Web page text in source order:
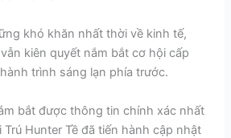
khó khăn nhất thời về kinh tế,
kiên quyết nắm bắt cơ hội cấp
trình sáng lạn phía trước.
bắt được thông tin chính xác nhất
Trú Hunter Tề đã tiến hành cập nhật